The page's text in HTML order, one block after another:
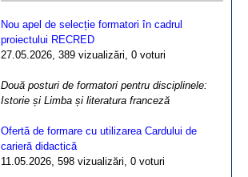
Nou apel de selecție formatori în cadrul
proiectului RECRED
27.05.2026, 389 vizualizări, 0 voturi
Două posturi de formatori pentru disciplinele:
Istorie și Limba și literatura franceză
Ofertă de formare cu utilizarea Cardului de
carieră didactică
11.05.2026, 598 vizualizări, 0 voturi